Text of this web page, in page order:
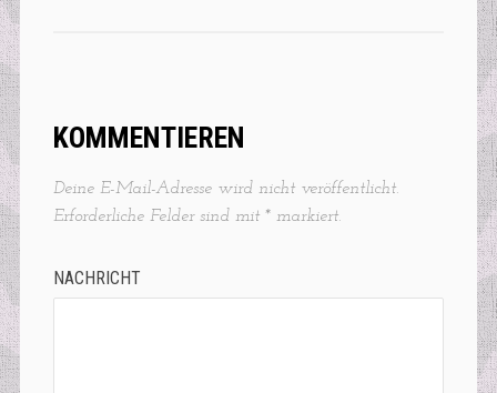
KOMMENTIEREN
Deine E-Mail-Adresse wird nicht veröffentlicht.
Erforderliche Felder sind mit *markiert.
NACHRICHT